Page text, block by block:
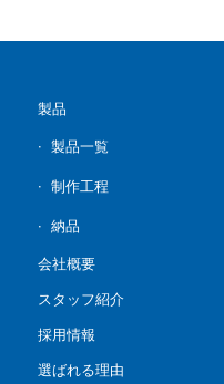
製品
製品一覧
制作工程
納品
会社概要
スタッフ紹介
採用情報
選ばれる理由